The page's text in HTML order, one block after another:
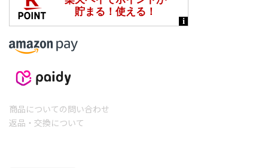
商品についての問い合わせ
返品・交換について